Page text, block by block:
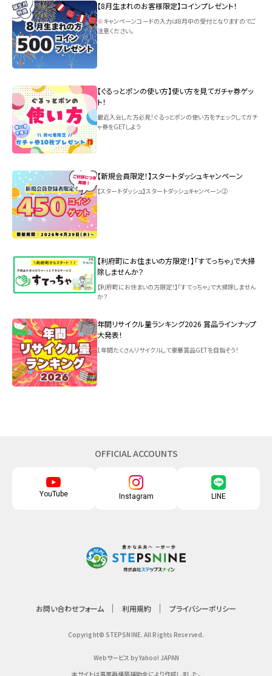
【8月生まれのお客様限定】コインプレゼント！
※キャンペーンコードの入力は8月中の受付となりますのでご
注意ください。
【ぐるっとポンの使い方】使い方を見てガチャ券ゲッ
ト！
最近入会した方必見！ぐるっとポンの使い方をチェックしてガチ
ャ券をGETしよう
【新規会員限定！】スタートダッシュキャンペーン
【スタートダッシュ】スタートダッシュキャンペーン②
【利府町にお住まいの方限定！】「すてっちゃ」で大掃
除しませんか？
【利府町にお住まいの方限定！】「すてっちゃ」で大掃除しません
か？
年間リサイクル量ランキング2026 賞品ラインナップ
大発表！
1年間たくさんリサイクルして豪華賞品GETを目指そう！
OFFICIAL ACCOUNTS
YouTube Instagram LINE
お問い合わせフォーム 利用規約 プライバシーポリシー
Copyright© STEPSNINE. All Rights Reserved.
Webサービス by Yahoo! JAPAN
本サイトは事業再構築補助金により作成しました。